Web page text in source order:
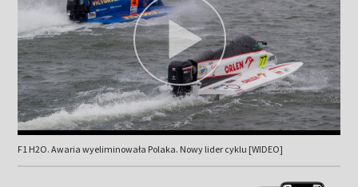
F1 H2O. Awaria wyeliminowała Polaka. Nowy lider cyklu [WIDEO]